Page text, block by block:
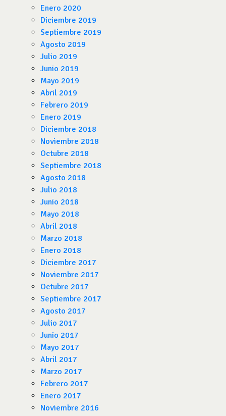
Enero 2020
Diciembre 2019
Septiembre 2019
Agosto 2019
Julio 2019
Junio 2019
Mayo 2019
Abril 2019
Febrero 2019
Enero 2019
Diciembre 2018
Noviembre 2018
Octubre 2018
Septiembre 2018
Agosto 2018
Julio 2018
Junio 2018
Mayo 2018
Abril 2018
Marzo 2018
Enero 2018
Diciembre 2017
Noviembre 2017
Octubre 2017
Septiembre 2017
Agosto 2017
Julio 2017
Junio 2017
Mayo 2017
Abril 2017
Marzo 2017
Febrero 2017
Enero 2017
Noviembre 2016